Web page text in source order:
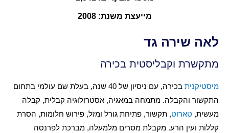
מייעצת משנת: 2008
לאה שירה גד
מתקשרת וקבליסטית בכירה
מיסטיקנית
בכירה, עם ניסיון של 40 שנה, בעלת שם עולמי בתחום
התקשור והקבלה. מתמחה במאגיה, אסטרולוגיה קבלית, קבלה
מעשית, טארוט, תקשור, פתיחת גורל ומזל, פירוש חלומות, הסרת
קללות ועין הרע. מקבלת מסרים מלמעלה, מברכת לפרנסה